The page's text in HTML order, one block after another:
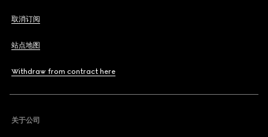
取消订阅
站点地图
Withdraw from contract here
关于公司